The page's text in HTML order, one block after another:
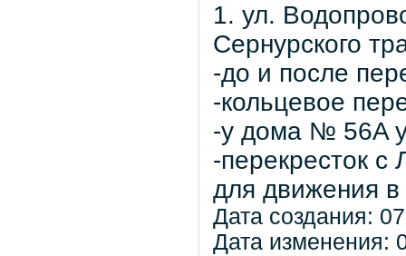
1. ул.
Сернурского
-до и после
-кольцевое
-у дома № 56A
-перекресток с
для движения
Дата создания:
Дата изменения: